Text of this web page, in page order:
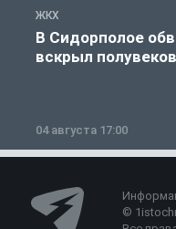
ЖКХ
В Сидорполое
вскрыл
04 августа 17:00
©